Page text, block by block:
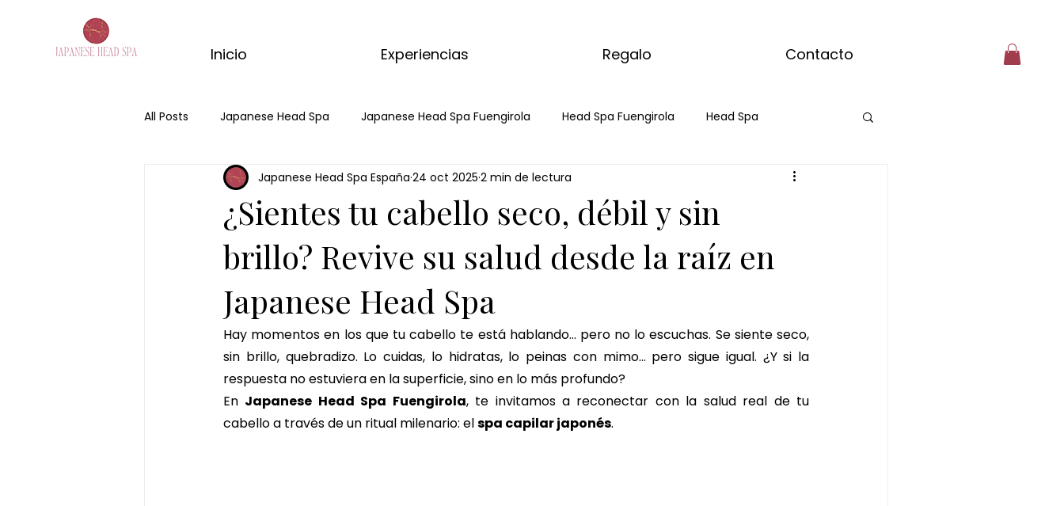
Inicio Experiencias Regalo Contacto
All Posts Japanese Head Spa Japanese Head Spa Fuengirola Head Spa Fuengirola Head Spa
Hair Spa Fuengirola Hair Spa Spa Capilar Spa Capilar Fuengirola
massage de matcha kyoto matcha ritual ritual corporal de matcha masaje de jengibre
masaje con jengibre ritual de jengibre ritual corporal de jengibre
ritual de chocolate y pistacho cheque de regalo fuengirola
¿Sientes tu cabello seco, débil y sin
brillo? Revive su salud desde la raíz en
Japanese Head Spa
Japanese Head Spa España 24 oct 2025 2 min de lectura
Hay momentos en los que tu cabello te está hablando… pero no lo escuchas. Se siente seco,
sin brillo, quebradizo. Lo cuidas, lo hidratas, lo peinas con mimo… pero sigue igual. ¿Y si la
respuesta no estuviera en la superficie, sino en lo más profundo?
En Japanese Head Spa Fuengirola, te invitamos a reconectar con la salud real de tu
cabello a través de un ritual milenario: el spa capilar japonés.